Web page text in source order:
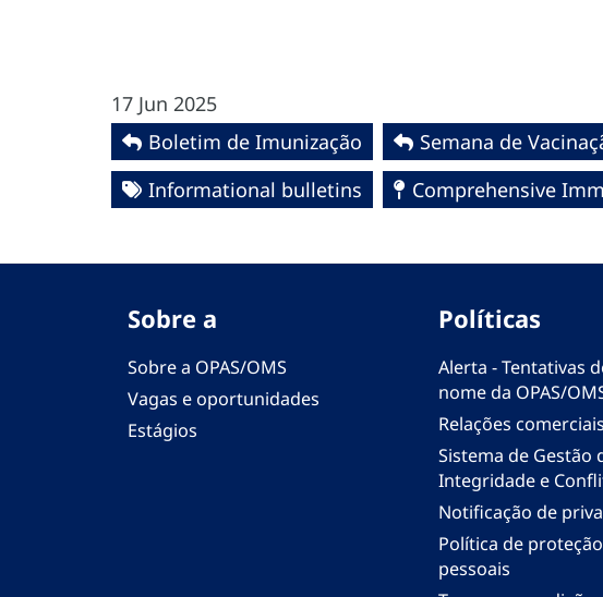
17 Jun 2025
Boletim de Imunização
Semana de
Informational bulletins
Comprehensive
Sobre a
Sobre a OPAS/OMS
Vagas e oportunidades
Estágios
Políticas
Alerta - Tentativas
nome da OPAS/
Relações
Sistema de Gestão
Integridade e
Notificação de
Política de
pessoais